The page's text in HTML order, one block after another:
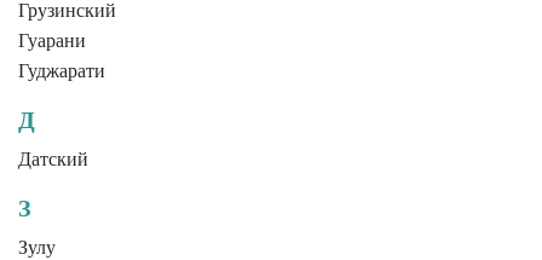
Грузинский
Гуарани
Гуджарати
Д
Датский
З
Зулу